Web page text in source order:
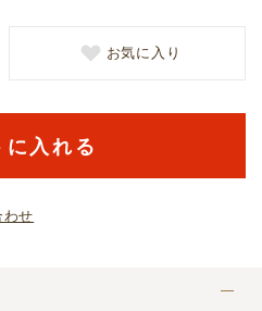
お気に入り
に入れる
わせ